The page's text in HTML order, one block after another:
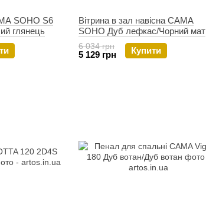
SOHO S6
глянець
Вітрина в зал навісна CAMA
SOHO Дуб лефкас/Чорний мат
6 034 грн
5 129 грн Купити